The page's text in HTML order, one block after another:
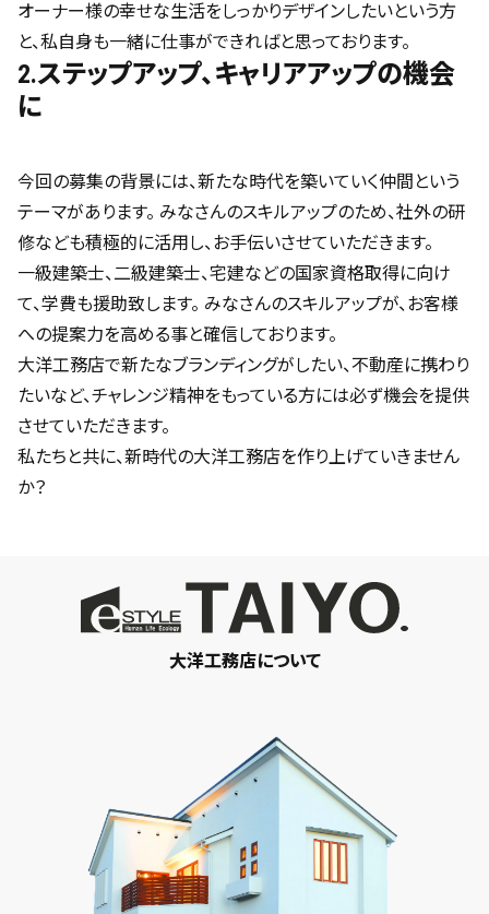
オーナー様の幸せな生活をしっかりデザインしたいという方
と、私自身も一緒に仕事ができればと思っております。
2.ステップアップ、キャリアアップの機会
に
今回の募集の背景には、新たな時代を築いていく仲間という
テーマがあります。 みなさんのスキルアップのため、社外の研
修なども積極的に活用し、お手伝いさせていただきます。
一級建築士、二級建築士、宅建などの国家資格取得に向け
て、学費も援助致します。 みなさんのスキルアップが、お客様
への提案力を高める事と確信しております。
大洋工務店で新たなブランディングがしたい、不動産に携わり
たいなど、チャレンジ精神をもっている方には必ず機会を提供
させていただきます。
私たちと共に、新時代の大洋工務店を作り上げていきません
か？
大洋工務店について